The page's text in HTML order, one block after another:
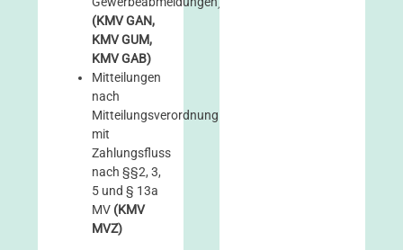
(KMV GAN,
KMV GUM,
KMV GAB)
Mitteilungen
nach
Mitteilungsverordnung
mit
Zahlungsfluss
nach §§2, 3,
5 und § 13a
MV (KMV
MVZ)